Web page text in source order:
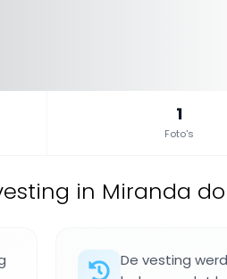
1
Foto's
in Miranda
De vesting